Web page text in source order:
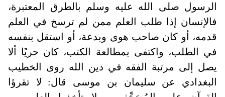
الرسول صلى الله عليه وسلم بالطرق المعتبرة،
فالإنسان إذا طلب العلم ممن لم ترسخ في العلم
قدمه، أو كان صاحب هوى وبدعة، أو استقل بنفسه
في الطلب، واكتفى بمطالعة الكتب، كان حريًا ألا
يصل إلى مرتبة الفقه في دين الله روى الخطيب
البغدادي عن سليمان بن موسى قال: لا تقرؤا